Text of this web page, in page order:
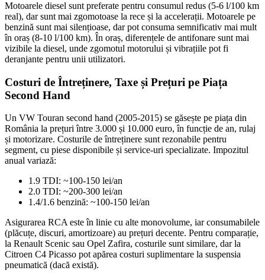
Motoarele diesel sunt preferate pentru consumul redus (5-6 l/100 km
real), dar sunt mai zgomotoase la rece și la accelerații. Motoarele pe
benzină sunt mai silențioase, dar pot consuma semnificativ mai mult
în oraș (8-10 l/100 km). În oraș, diferențele de antifonare sunt mai
vizibile la diesel, unde zgomotul motorului și vibrațiile pot fi
deranjante pentru unii utilizatori.
Costuri de Întreținere, Taxe și Prețuri pe Piața
Second Hand
Un VW Touran second hand (2005-2015) se găsește pe piața din
România la prețuri între 3.000 și 10.000 euro, în funcție de an, rulaj
și motorizare. Costurile de întreținere sunt rezonabile pentru
segment, cu piese disponibile și service-uri specializate. Impozitul
anual variază:
1.9 TDI: ~100-150 lei/an
2.0 TDI: ~200-300 lei/an
1.4/1.6 benzină: ~100-150 lei/an
Asigurarea RCA este în linie cu alte monovolume, iar consumabilele
(plăcuțe, discuri, amortizoare) au prețuri decente. Pentru comparație,
la Renault Scenic sau Opel Zafira, costurile sunt similare, dar la
Citroen C4 Picasso pot apărea costuri suplimentare la suspensia
pneumatică (dacă există).